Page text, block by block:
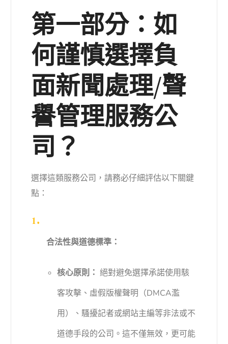
第一部分：如
何謹慎選擇負
面新聞處理/聲
譽管理服務公
司？
選擇這類服務公司，請務必仔細評估以下關鍵
點：
合法性與道德標準：
核心原則： 絕對避免選擇承諾使用駭
客攻擊、虛假版權聲明（DMCA濫
用）、騷擾記者或網站主編等非法或不
道德手段的公司。這不僅無效，更可能